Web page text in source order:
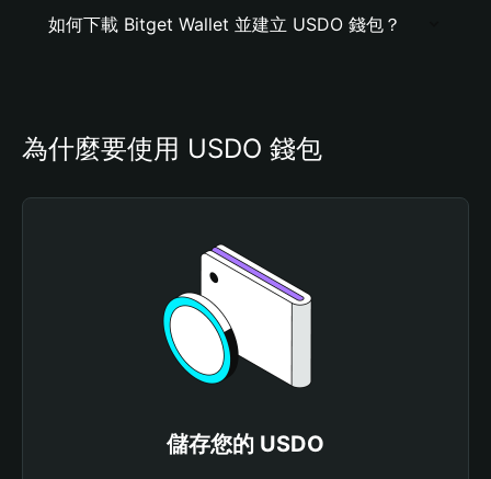
如何下載 Bitget Wallet 並建立 USDO 錢包？
為什麼要使用 USDO 錢包
儲存您的 USDO